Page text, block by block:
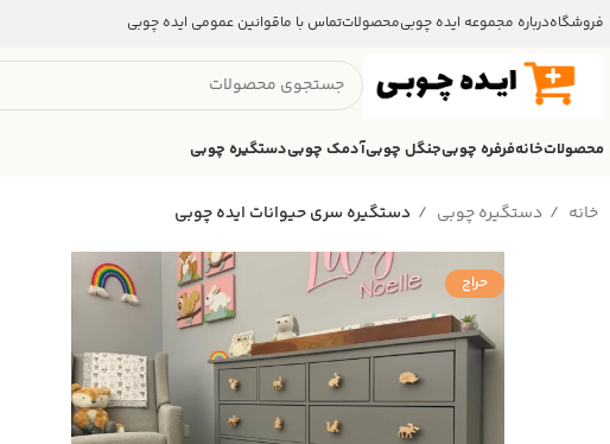
فروشگاهدرباره مجموعه ایده چوبیمحصولاتتماس با ماقوانین عمومی ایده چوبی
محصولاتخانهفرفره چوبیجنگل چوبیآدمک چوبیدستگیره چوبی
خانه دستگیره‌ چوبی دستگیره‌ سری حیوانات ایده چوبی
حراج